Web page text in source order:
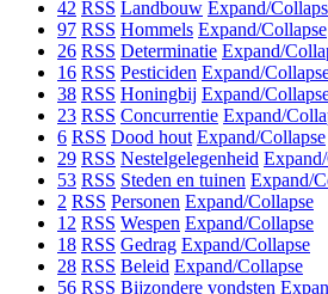
42 RSS Landbouw Expand/
97 RSS Hommels Expand/Collapse
26 RSS Determinatie Expand/
16 RSS Pesticiden Expand/
38 RSS Honingbij Expand/
23 RSS Concurrentie Expand/
6 RSS Dood hout Expand/Collapse
29 RSS Nestelgelegenheid
53 RSS Steden en tuinen Expand/
2 RSS Personen Expand/Collapse
12 RSS Wespen Expand/Collapse
18 RSS Gedrag Expand/Collapse
28 RSS Beleid Expand/Collapse
56 RSS Bijzondere vondsten